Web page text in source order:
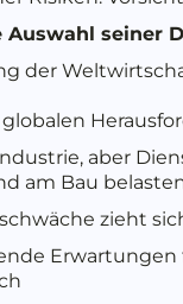
Auswahl seiner
der
aber
am Bau
zieht